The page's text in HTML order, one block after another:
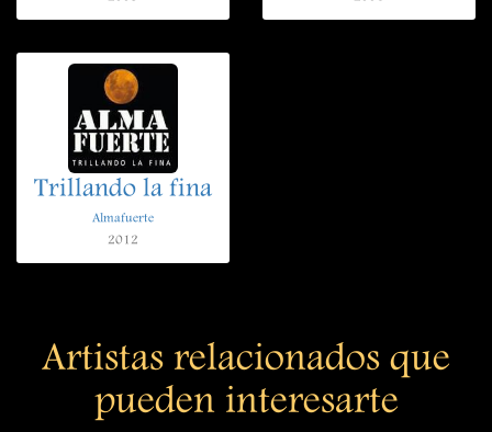
Trillando la fina
Almafuerte
2012
Artistas relacionados que
pueden interesarte